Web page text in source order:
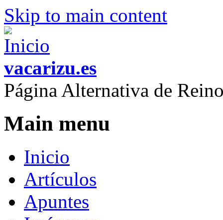
Skip to main content
vacarizu.es
Página Alternativa de
Main menu
Inicio
Artículos
Apuntes